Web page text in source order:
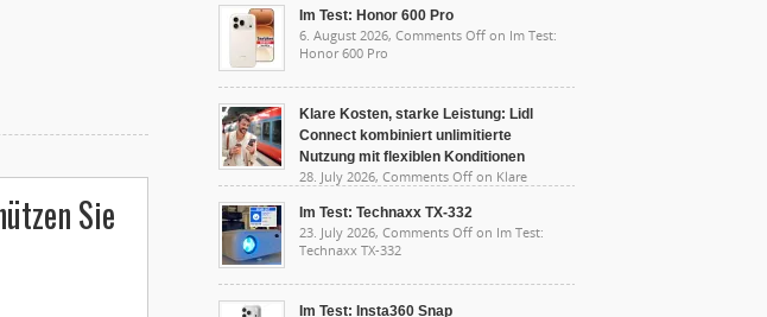
Sie
Im Test: Honor 600 Pro
6. August 2026, Comments Off on Im Test:
Honor 600 Pro
Klare Kosten, starke Leistung: Lidl
Connect kombiniert unlimitierte
Nutzung mit flexiblen Konditionen
28. July 2026, Comments Off on Klare
unlimitierte Nutzung mit flexiblen Konditionen
Im Test: Technaxx TX-332
23. July 2026, Comments Off on Im Test:
Technaxx TX-332
Im Test: Insta360 Snap